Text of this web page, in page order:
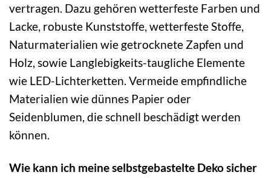
vertragen. Dazu gehören wetterfeste Farben und
Lacke, robuste Kunststoffe, wetterfeste Stoffe,
Naturmaterialien wie getrocknete Zapfen und
Holz, sowie Langlebigkeits-taugliche Elemente
wie LED-Lichterketten. Vermeide empfindliche
Materialien wie dünnes Papier oder
Seidenblumen, die schnell beschädigt werden
können.
Wie kann ich meine selbstgebastelte Deko sicher